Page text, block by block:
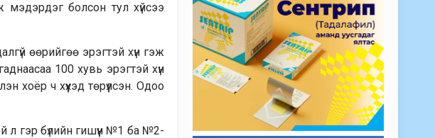
болсон тул хүйсээ
өөрийгөө эрэгтэй хүн гэж
100 хувь эрэгтэй хүн
ч хүүхэд төрүүлсэн. Одоо
л гэр бүлийн гишүүн №1 ба №2-